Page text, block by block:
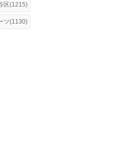
区(1215)
ツ(1130)